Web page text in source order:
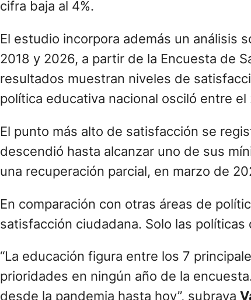
cifra baja al 4%.
El estudio incorpora además un análisis
2018 y 2026, a partir de la Encuesta de
resultados muestran niveles de
política educativa nacional osciló entre el
El punto más alto de satisfacción se
descendió hasta alcanzar uno de sus
una recuperación parcial, en marzo de
En comparación con otras áreas de
satisfacción ciudadana. Solo las
“La educación figura entre los 7
prioridades en ningún año de la